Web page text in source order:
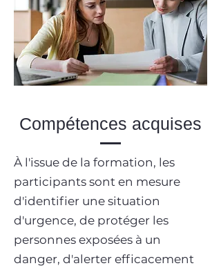
Compétences acquises
À l'issue de la formation, les
participants sont en mesure
d'identifier une situation
d'urgence, de protéger les
personnes exposées à un
danger, d'alerter efficacement